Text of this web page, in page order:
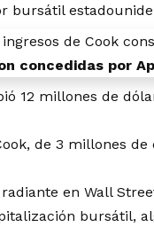
bursátil
de Cook
concedidas por
12 millones de
de 3 millones
en Wall
bursátil,